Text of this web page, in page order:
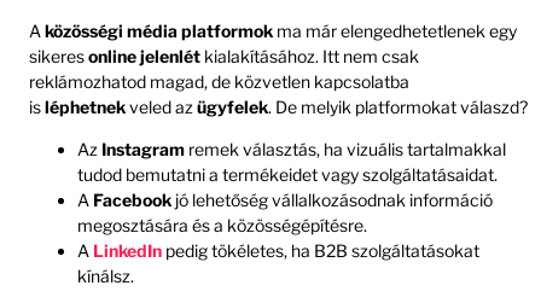
Aközösségi média platformok ma már elengedhetetlenek egy
sikeresonline jelenlét kialakításához. Itt nem csak
reklámozhatod magad, de közvetlen kapcsolatba
isléphetnekveled az ügyfelek. De melyik platformokat válaszd?
Az Instagram remek választás, ha vizuális tartalmakkal
tudod bemutatni a termékeidet vagy szolgáltatásaidat.
A Facebook jó lehetőség vállalkozásodnak információ
megosztására és a közösségépítésre.
A LinkedIn pedig tökéletes, ha B2B szolgáltatásokat
kínálsz.